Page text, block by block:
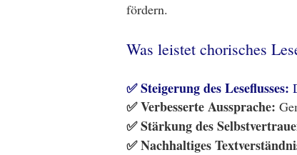
fördern.
Was leistet chorisches
✅ Steigerung des Leseflusses:
✅ Verbesserte Aussprache:
✅ Stärkung des
✅ Nachhaltiges